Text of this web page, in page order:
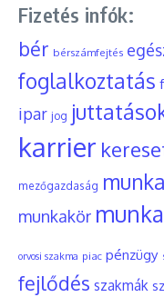
Fizetés infók:
bér bérszámfejtés
foglalkoztatás
ipar jog
karrier
mezőgazdaság munka
munkakör
orvosi szakma piac pénzügy
fejlődés szakmák